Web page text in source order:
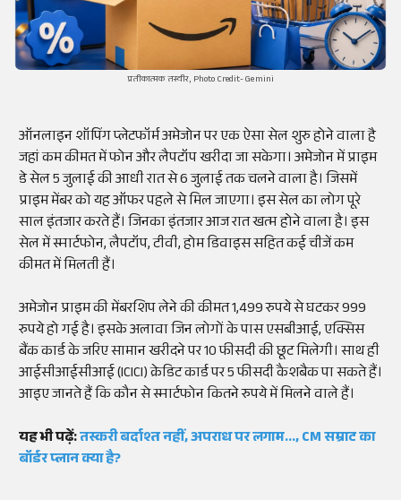
प्रतीकात्मक तस्वीर, Photo Credit- Gemini
ऑनलाइन शॉपिंग प्लेटफॉर्म अमेजोन पर एक ऐसा सेल शुरु होने वाला है
जहां कम कीमत में फोन और लैपटॉप खरीदा जा सकेगा। अमेजोन में प्राइम
डे सेल 5 जुलाई की आधी रात से 6 जुलाई तक चलने वाला है। जिसमें
प्राइम मेंबर को यह ऑफर पहले से मिल जाएगा। इस सेल का लोग पूरे
साल इंतजार करते हैं। जिनका इंतजार आज रात खत्म होने वाला है। इस
सेल में स्मार्टफोन, लैपटॉप, टीवी, होम डिवाइस सहित कई चीजें कम
कीमत में मिलती हैं।
अमेजोन प्राइम की मेंबरशिप लेने की कीमत 1,499 रुपये से घटकर 999
रुपये हो गई है। इसके अलावा जिन लोगों के पास एसबीआई, एक्सिस
बैंक कार्ड के जरिए सामान खरीदने पर 10 फीसदी की छूट मिलेगी। साथ ही
आईसीआईसीआई (ICICI) क्रेडिट कार्ड पर 5 फीसदी कैशबैक पा सकते हैं।
आइए जानते हैं कि कौन से स्मार्टफोन कितने रुपये में मिलने वाले हैं।
यह भी पढ़ें:तस्करी बर्दाश्त नहीं, अपराध पर लगाम..., CM सम्राट का
बॉर्डर प्लान क्या है?